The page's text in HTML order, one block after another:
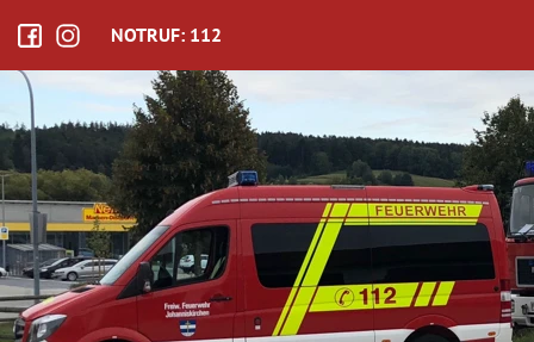
NOTRUF: 112